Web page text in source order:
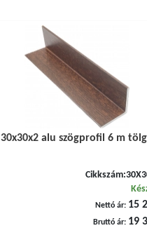
30x30x2 alu szögprofil 6 m
Cikkszám:
Nettó ár: 15
Bruttó ár: 19